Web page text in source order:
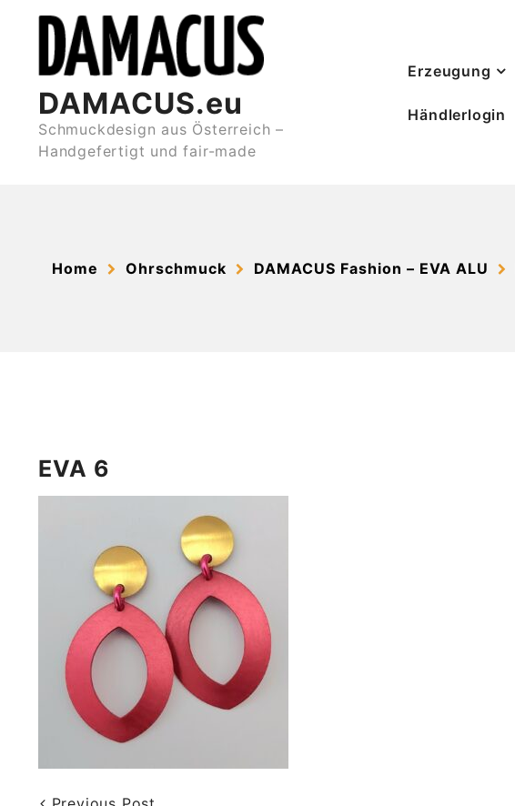
content
DAMACUS.eu
Schmuckdesign aus Österreich –
Handgefertigt und fair-made
Erzeugung
Händlerlogin
Home Ohrschmuck DAMACUS Fashion – EVA ALU
EVA 6